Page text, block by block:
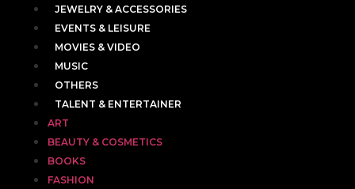
JEWELRY & ACCESSORIES
EVENTS & LEISURE
MOVIES & VIDEO
MUSIC
OTHERS
TALENT & ENTERTAINER
ART
BEAUTY & COSMETICS
BOOKS
FASHION